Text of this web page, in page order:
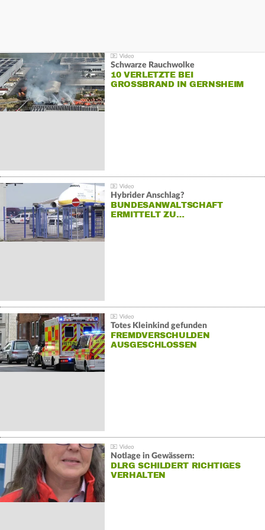
Schwarze Rauchwolke
10 VERLETZTE BEI
GROSSBRAND IN GERNSHEIM
Hybrider Anschlag?
BUNDESANWALTSCHAFT
ERMITTELT ZU…
Totes Kleinkind gefunden
FREMDVERSCHULDEN
AUSGESCHLOSSEN
Notlage in Gewässern:
DLRG SCHILDERT RICHTIGES
VERHALTEN